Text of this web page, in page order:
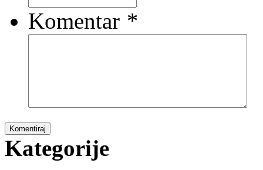
Komentar *
Komentiraj
Kategorije